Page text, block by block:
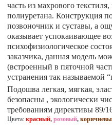
часть из махрового
полиуретана. Конструкция
позвоночник и суставы, а
оказывает успокаивающее
психофизиологическое
заказчика, данная модель
(встроенный в пяточной
устранения так называемой
Подошва легкая, мягкая,
безопасны , экологически
требованиям директивы 89/
Цвета:красный,розовый,